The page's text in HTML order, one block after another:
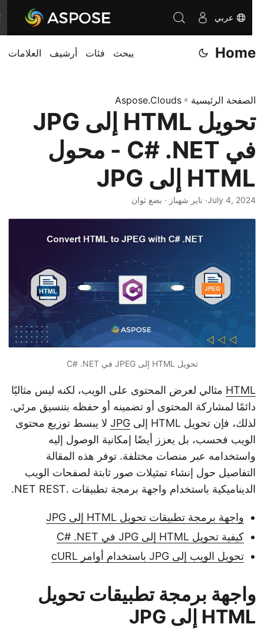
عربي
Home يبحث فئات أرشيف العلامات
الصفحة الرئيسية»
Aspose.Clouds
تحويل HTML إلى JPG
في C# .NET - محول
HTML إلى JPG
July 4, 2024· ناير شهباز · بضع ثوان
تحويل HTML إلى JPEG في C# .NET
HTMLمثالي لعرض المحتوى على الويب، لكنه ليس مثاليًا
دائمًا لمشاركة المحتوى أو تضمينه أو حفظه بتنسيق مرئي.
لذلك، فإن تحويل HTML إلى
JPGلا يبسط توزيع محتوى
الويب فحسب، بل يعزز أيضًا إمكانية الوصول إليه
واستخدامه عبر منصات مختلفة. توفر هذه المقالة
التفاصيل حول إنشاء تمثيلات صور ثابتة لصفحات الويب
الديناميكية باستخدام واجهة برمجة تطبيقات .NET REST.
واجهة برمجة تطبيقات تحويل HTML إلى JPG
كيفية تحويل HTML إلى JPG في C# .NET
تحويل الويب إلى JPG باستخدام أوامر cURL
واجهة برمجة تطبيقات تحويل
HTML إلى JPG